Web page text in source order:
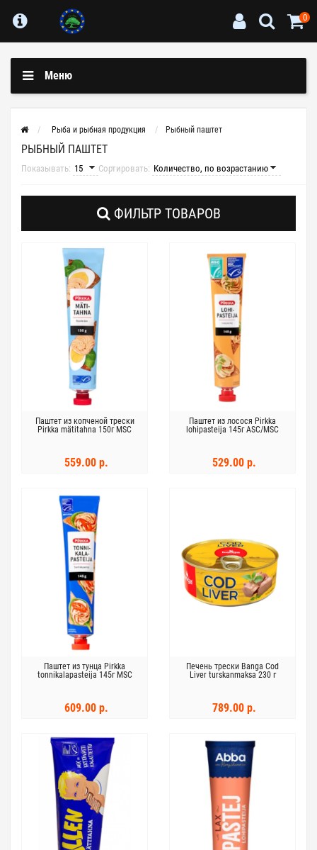
0
Меню
Рыба и рыбная продукция Рыбный паштет
РЫБНЫЙ ПАШТЕТ
Показывать: Сортировать:
ФИЛЬТР ТОВАРОВ
Паштет из копченой трески
Pirkka mätitahna 150г MSC
559.00 р.
Паштет из лосося Pirkka
lohipasteija 145г ASC/MSC
529.00 р.
Паштет из тунца Pirkka
tonnikalapasteija 145г MSC
609.00 р.
Печень трески Banga Cod
Liver turskanmaksa 230 г
789.00 р.